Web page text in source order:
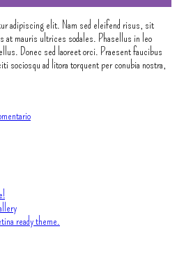
adipiscing elit. Nam sed eleifend risus, sit
mauris ultrices sodales. Phasellus in leo
Donec sed laoreet orci. Praesent faucibus
sociosqu ad litora torquent per conubia nostra,
ready theme.